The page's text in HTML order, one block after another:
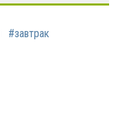
#завтрак